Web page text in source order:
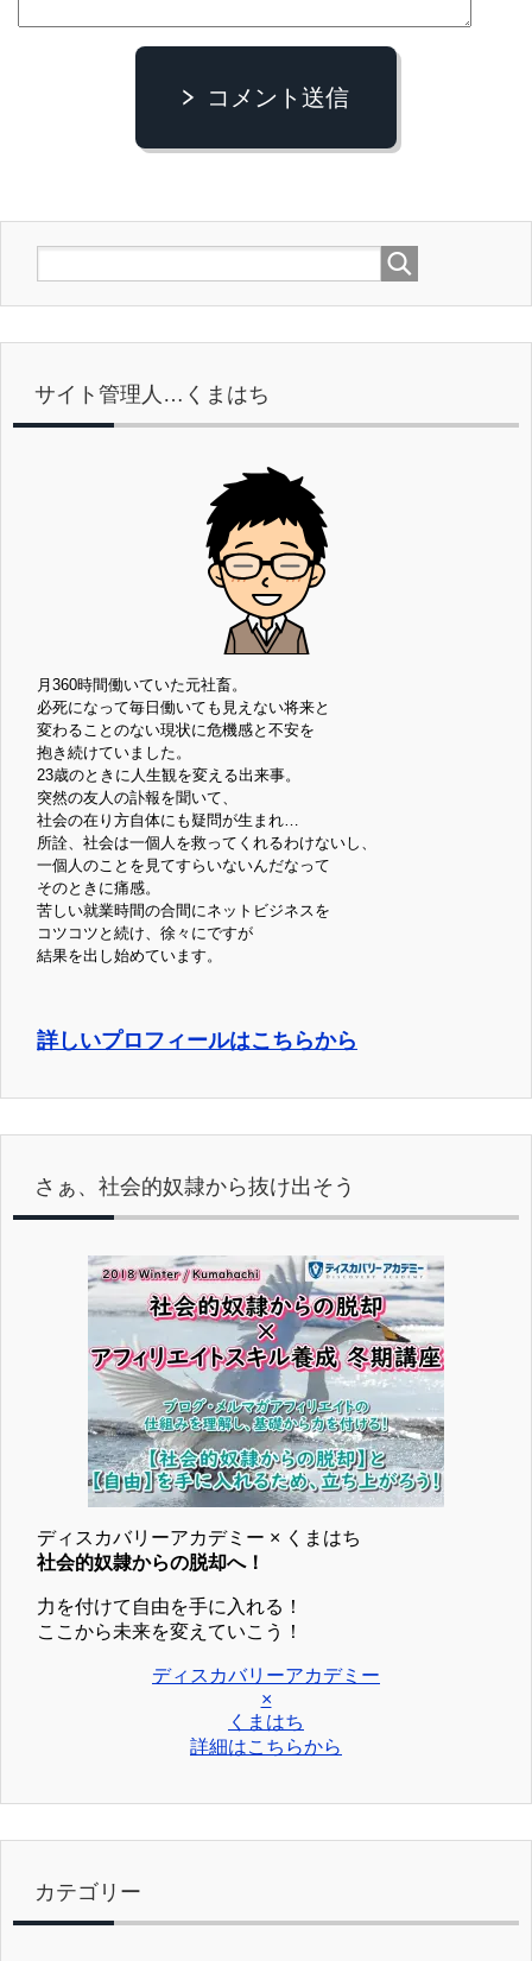
コメント送信
サイト管理人…くまはち
月360時間働いていた元社畜。
必死になって毎日働いても見えない将来と
変わることのない現状に危機感と不安を
抱き続けていました。
23歳のときに人生観を変える出来事。
突然の友人の訃報を聞いて、
社会の在り方自体にも疑問が生まれ…
所詮、社会は一個人を救ってくれるわけないし、
一個人のことを見てすらいないんだなって
そのときに痛感。
苦しい就業時間の合間にネットビジネスを
コツコツと続け、徐々にですが
結果を出し始めています。
詳しいプロフィールはこちらから
さぁ、社会的奴隷から抜け出そう
ディスカバリーアカデミー × くまはち
社会的奴隷からの脱却へ！
力を付けて自由を手に入れる！
ここから未来を変えていこう！
ディスカバリーアカデミー
×
くまはち
詳細はこちらから
カテゴリー